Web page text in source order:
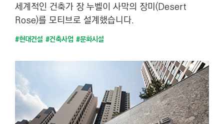
세계적인 건축가 장 누벨이 사막의 장미(Desert
Rose)를 모티브로 설계했습니다.
#현대건설 #건축사업 #문화시설